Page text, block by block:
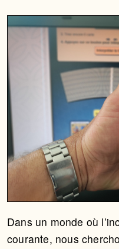
Dans un monde où
courante, nous